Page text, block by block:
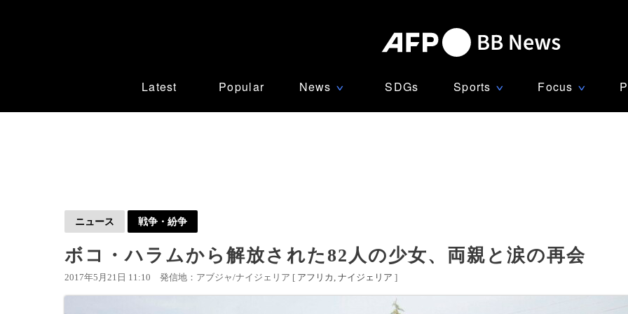
Latest Popular News ∨ SDGs Sports ∨ Focus ∨
ニュース 戦争・紛争
ボコ・ハラムから解放された82人の少女、両親と涙の再会
2017年5月21日 11:10 発信地：アブジャ/ナイジェリア [ アフリカ ナイジェリア ]